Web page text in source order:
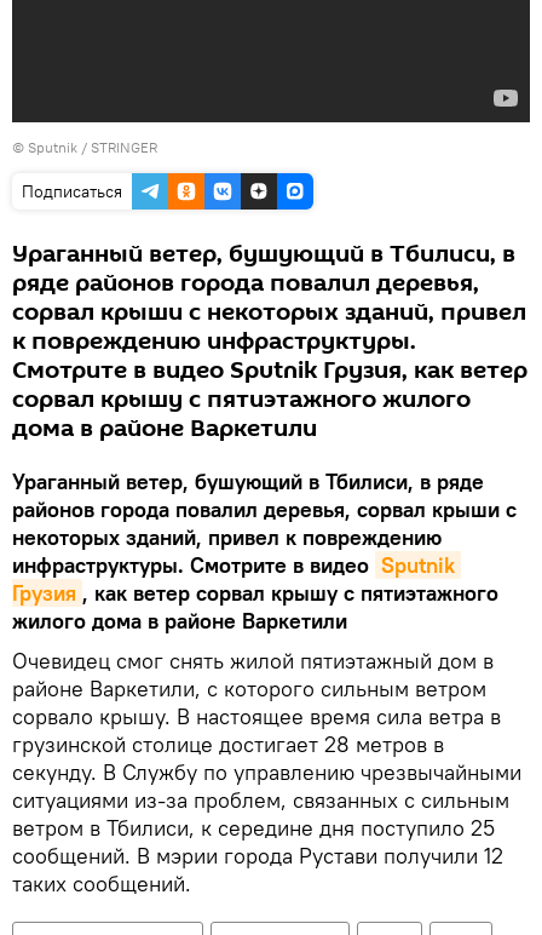
© Sputnik / STRINGER
Подписаться
Ураганный ветер, бушующий в Тбилиси, в
ряде районов города повалил деревья,
сорвал крыши с некоторых зданий, привел
к повреждению инфраструктуры.
Смотрите в видео Sputnik Грузия, как ветер
сорвал крышу с пятиэтажного жилого
дома в районе Варкетили
Ураганный ветер, бушующий в Тбилиси, в ряде
районов города повалил деревья, сорвал крыши с
некоторых зданий, привел к повреждению
инфраструктуры. Смотрите в видео Sputnik
Грузия , как ветер сорвал крышу с пятиэтажного
жилого дома в районе Варкетили
Очевидец смог снять жилой пятиэтажный дом в
районе Варкетили, с которого сильным ветром
сорвало крышу. В настоящее время сила ветра в
грузинской столице достигает 28 метров в
секунду. В Службу по управлению чрезвычайными
ситуациями из-за проблем, связанных с сильным
ветром в Тбилиси, к середине дня поступило 25
сообщений. В мэрии города Рустави получили 12
таких сообщений.